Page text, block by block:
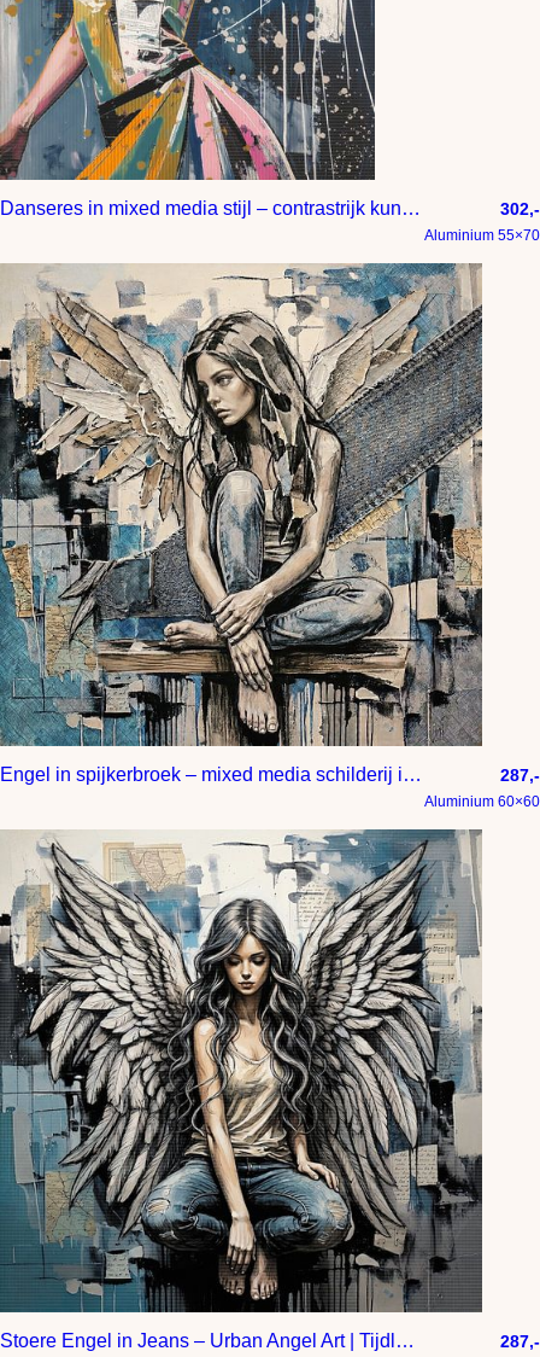
Danseres in mixed media stijl – contrastrijk kunstwerk in donkerblauw roze beige en oker 302,-
Aluminium 55×70
Engel in spijkerbroek – mixed media schilderij in blauw grijs beige en zwart 287,-
Aluminium 60×60
Stoere Engel in Jeans – Urban Angel Art | Tijdloos, Fashion & Mystiek 287,-